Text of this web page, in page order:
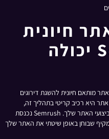
חיונית
וכיצד Semrush יכולה
מותאם חיונית להשגת דירוגים
היא רכיב קריטי בתהליך זה,
המזהה בעיות פוטנציאליות העלולות לפגוע בביצועי האתר שלך. Semrush נכנסת
שבוחן באופן שיטתי את האתר שלך